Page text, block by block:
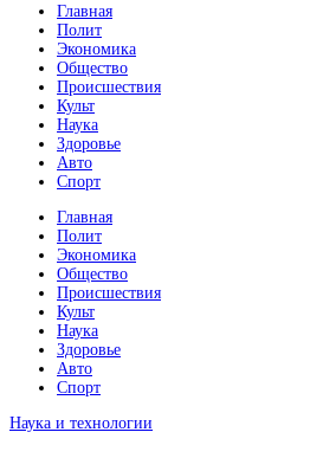
Главная
Полит
Экономика
Общество
Происшествия
Культ
Наука
Здоровье
Авто
Спорт
Главная
Полит
Экономика
Общество
Происшествия
Культ
Наука
Здоровье
Авто
Спорт
Наука и технологии